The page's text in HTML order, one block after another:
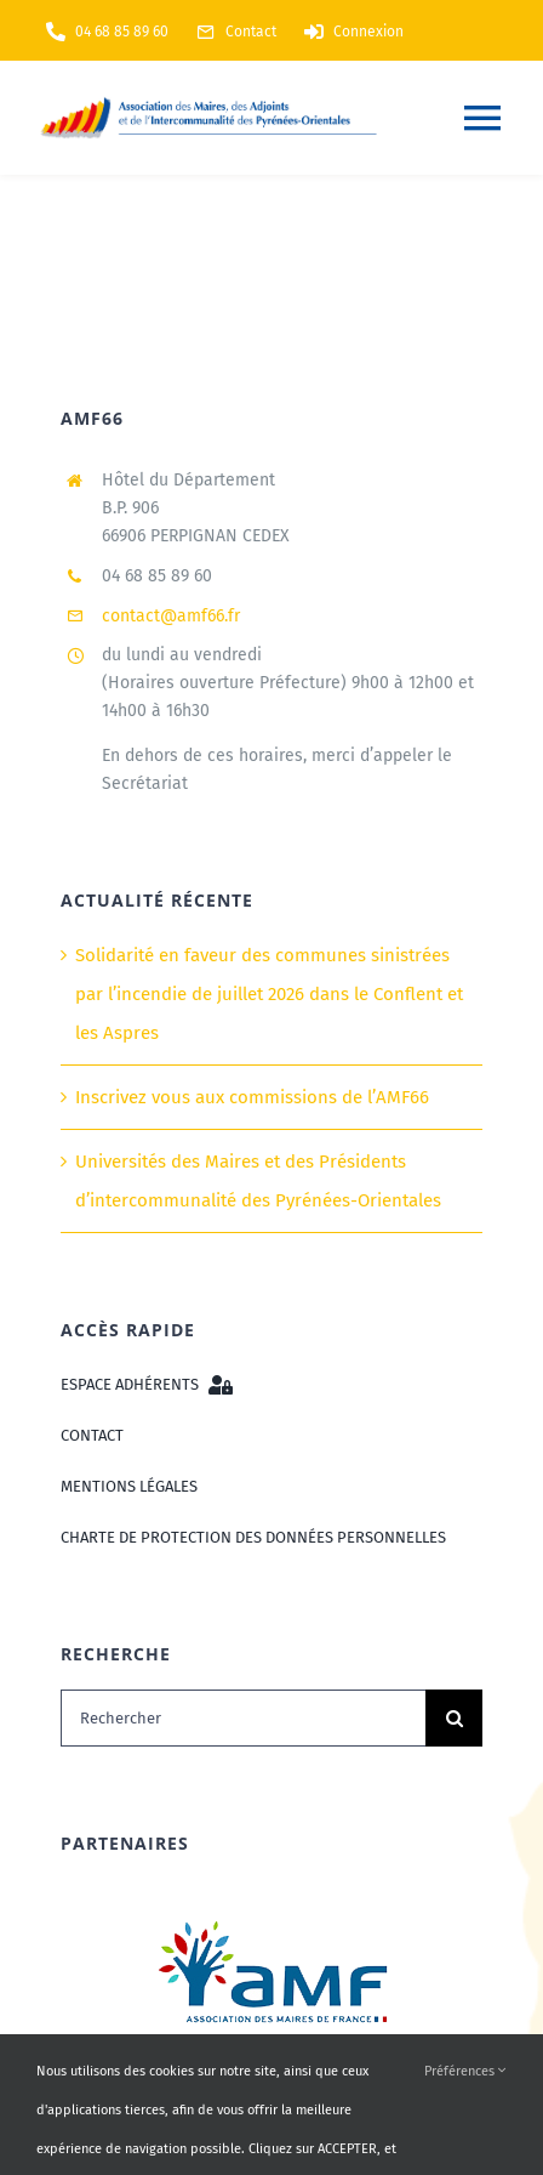
Passer
au
04 68 85 89 60 Contact Connexion
Annuaire En Maintenance
Agenda
Municipales 2026
AMF66
Hôtel du Département
B.P. 906
66906 PERPIGNAN CEDEX
04 68 85 89 60
contact@amf66.fr
du lundi au vendredi
(Horaires ouverture Préfecture) 9h00 à 12h00 et
14h00 à 16h30
En dehors de ces horaires, merci d’appeler le
Secrétariat
ACTUALITÉ RÉCENTE
Solidarité en faveur des communes sinistrées
par l’incendie de juillet 2026 dans le Conflent et
les Aspres
Inscrivez vous aux commissions de l’AMF66
Universités des Maires et des Présidents
d’intercommunalité des Pyrénées-Orientales
ACCÈS RAPIDE
ESPACE ADHÉRENTS
CONTACT
MENTIONS LÉGALES
CHARTE DE PROTECTION DES DONNÉES PERSONNELLES
RECHERCHE
Rechercher:
PARTENAIRES
Nous utilisons des cookies sur notre site, ainsi que ceux
d'applications tierces, afin de vous offrir la meilleure
expérience de navigation possible. Cliquez sur ACCEPTER, et
Préférences